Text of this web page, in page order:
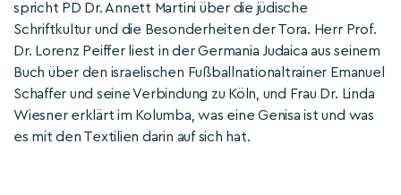
spricht PD Dr. Annett Martini über die jüdische
Schriftkultur und die Besonderheiten der Tora. Herr Prof.
Dr. Lorenz Peiffer liest in der Germania Judaica aus seinem
Buch über den israelischen Fußballnationaltrainer Emanuel
Schaffer und seine Verbindung zu Köln, und Frau Dr. Linda
Wiesner erklärt im Kolumba, was eine Genisa ist und was
es mit den Textilien darin auf sich hat.